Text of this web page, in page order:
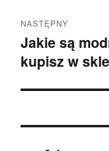
NASTĘPNY
Następny
wpis:
Jakie są
kupisz w